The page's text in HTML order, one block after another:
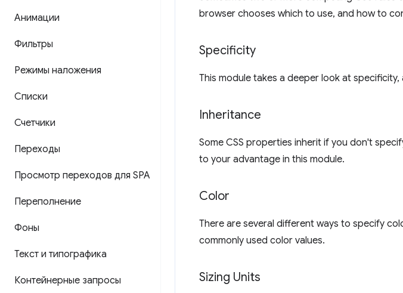
Анимации
Фильтры
Режимы наложения
Списки
Счетчики
Переходы
Просмотр переходов для SPA
Переполнение
Фоны
Текст и типографика
Контейнерные запросы
browser chooses which to use, and how to
Specificity
This module takes a deeper look at
Inheritance
Some CSS properties inherit if you don't
to your advantage in this module.
Color
There are several different ways to specify
commonly used color values.
Sizing Units